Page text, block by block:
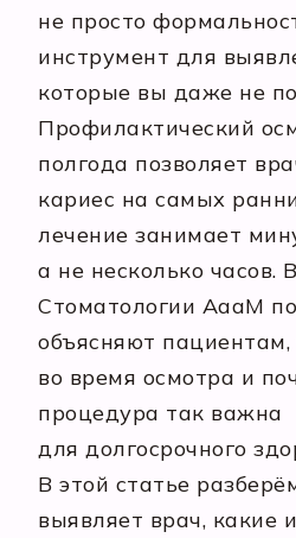
не просто
инструмент для
которые вы даже не
Профилактический
полгода позволяет
кариес на самых
лечение занимает
а не несколько часов.
Стоматологии АааМ
объясняют пациентам,
во время осмотра и
процедура так важна
для долгосрочного
В этой статье
выявляет врач, какие